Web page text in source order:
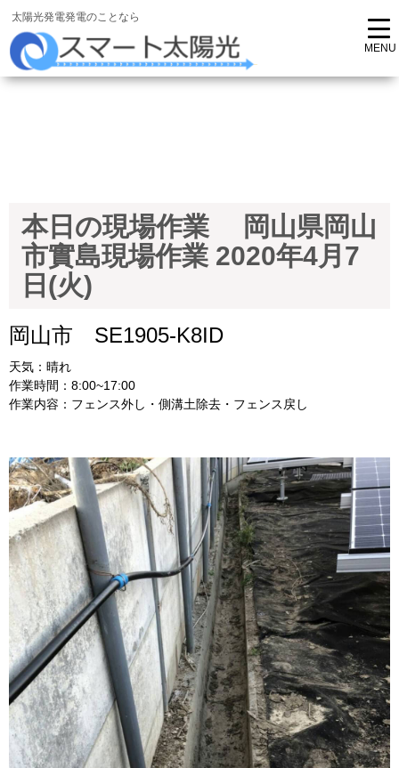
太陽光発電発電のことなら
本日の現場作業 岡山県岡山
市實島現場作業 2020年4月7
日(火)
岡山市 SE1905-K8ID
天気：晴れ
作業時間：8:00~17:00
作業内容：フェンス外し・側溝土除去・フェンス戻し